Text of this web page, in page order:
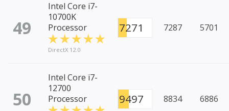
49
Intel Core i7-
10700K
Processor
DirectX 12.0
7271 7287 5701
50
Intel Core i7-
12700
Processor
9497 8834 6886